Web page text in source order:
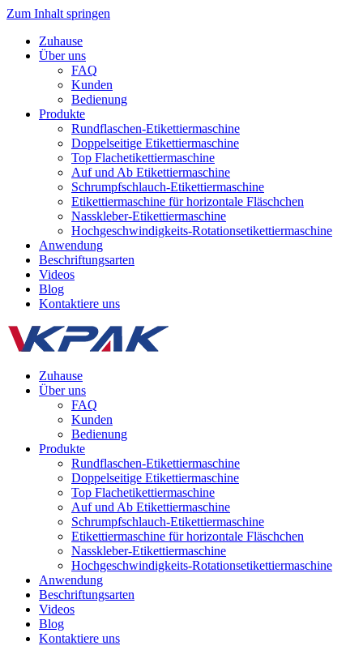
Zum Inhalt springen
Zuhause
Über uns
FAQ
Kunden
Bedienung
Produkte
Rundflaschen-Etikettiermaschine
Doppelseitige Etikettiermaschine
Top Flachetikettiermaschine
Auf und Ab Etikettiermaschine
Schrumpfschlauch-Etikettiermaschine
Etikettiermaschine für horizontale Fläschchen
Nasskleber-Etikettiermaschine
Hochgeschwindigkeits-Rotationsetikettiermaschine
Anwendung
Beschriftungsarten
Videos
Blog
Kontaktiere uns
Zuhause
Über uns
FAQ
Kunden
Bedienung
Produkte
Rundflaschen-Etikettiermaschine
Doppelseitige Etikettiermaschine
Top Flachetikettiermaschine
Auf und Ab Etikettiermaschine
Schrumpfschlauch-Etikettiermaschine
Etikettiermaschine für horizontale Fläschchen
Nasskleber-Etikettiermaschine
Hochgeschwindigkeits-Rotationsetikettiermaschine
Anwendung
Beschriftungsarten
Videos
Blog
Kontaktiere uns